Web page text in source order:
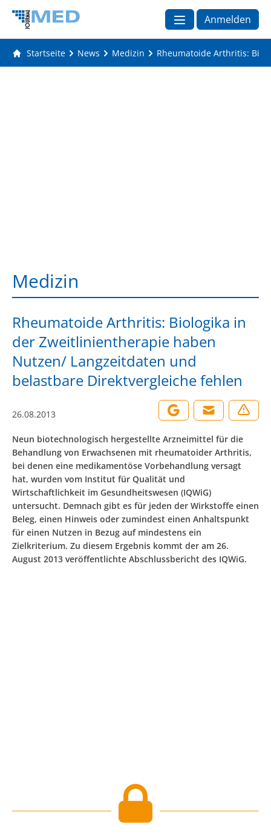
Anmelden
Startseite News Medizin Rheumatoide Arthritis:
Medizin
Rheumatoide Arthritis: Biologika in
der Zweitlinientherapie haben
Nutzen/ Langzeitdaten und
belastbare Direktvergleiche fehlen
26.08.2013
Neun biotechnologisch hergestellte Arzneimittel für die
Behandlung von Erwachsenen mit rheumatoider Arthritis,
bei denen eine medikamentöse Vorbehandlung versagt
hat, wurden vom Institut für Qualität und
Wirtschaftlichkeit im Gesundheitswesen (IQWiG)
untersucht. Demnach gibt es für jeden der Wirkstoffe einen
Beleg, einen Hinweis oder zumindest einen Anhaltspunkt
für einen Nutzen in Bezug auf mindestens ein
Zielkriterium. Zu diesem Ergebnis kommt der am 26.
August 2013 veröffentlichte Abschlussbericht des IQWiG.